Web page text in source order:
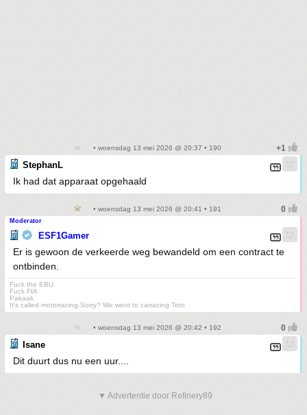
• woensdag 13 mei 2026 @ 20:37 • 190
StephanL
Ik had dat apparaat opgehaald
• woensdag 13 mei 2026 @ 20:41 • 191
Moderator
ESF1Gamer
Er is gewoon de verkeerde weg bewandeld om een contract te
ontbinden.
Fuck the EBU
Fuck FIA
Pakaak
It's called motorracing.Sorry? We went to carracing Toto
• woensdag 13 mei 2026 @ 20:42 • 192
Isane
Dit duurt dus nu een uur....
▼ Advertentie door Refinery89